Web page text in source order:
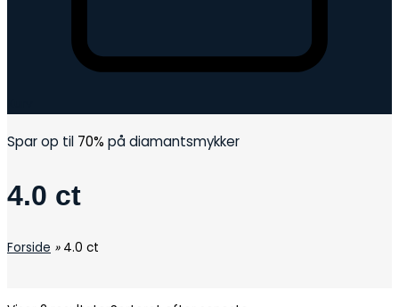
Spar op til 70% på diamantsmykker
4.0 ct
Forside » 4.0 ct